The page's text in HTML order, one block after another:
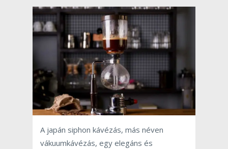
A japán siphon kávézás, más néven
vákuumkávézás, egy elegáns és